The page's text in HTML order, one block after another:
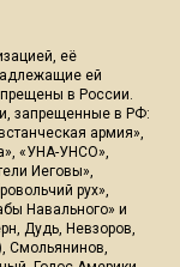
её
ей
в России.
запрещенные в РФ:
армия»,
«УНА-УНСО»,
Иеговы»,
рух»,
Навального» и
Дудь, Невзоров,
Смольянинов,